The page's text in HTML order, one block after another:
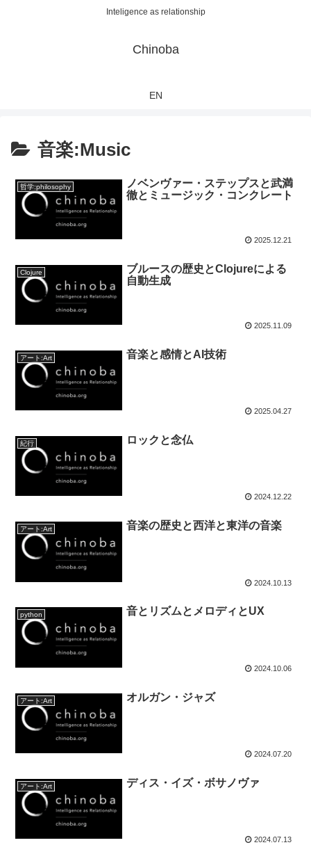
Inteligence as relationship
Chinoba
EN
音楽:Music
哲学:philosophy
ノベンヴァー・ステップスと武満
徹とミュージック・コンクレート
2025.12.21
Clojure
ブルースの歴史とClojureによる
自動生成
2025.11.09
アート:Art 音楽と感情とAI技術
2025.04.27
紀行 ロックと念仏
2024.12.22
アート:Art 音楽の歴史と西洋と東洋の音楽
2024.10.13
python 音とリズムとメロディとUX
2024.10.06
アート:Art オルガン・ジャズ
2024.07.20
アート:Art ディス・イズ・ボサノヴァ
2024.07.13